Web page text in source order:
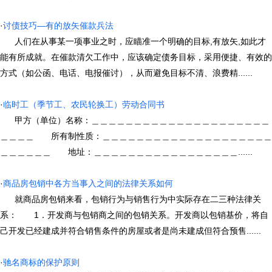
·讨债技巧—有的放矢催款兵法
人们在从事某一项事业之时，应瞄准一个明确的目标,有放矢,如此才
能有所成就。在催款清欠工作中，应该确定债务目标，采用便捷、有效的
方式（如公函、电话、电报催讨），从而避免目标不清、浪费精......
·临时工（季节工、农民轮换工）劳动合同书
甲方（单位）名称：＿＿＿＿＿＿＿＿＿＿＿＿＿＿＿＿＿＿＿＿＿
＿＿＿＿ 所有制性质：＿＿＿＿＿＿＿＿＿＿＿＿＿＿＿＿＿＿＿＿
＿＿＿＿＿＿ 地址：＿＿＿＿＿＿＿＿＿＿＿＿＿＿＿＿＿......
·商品房包销中各方当事入之间的法律关系如何
就商品房包销来看，包销行为与销售行为中实际存在二三种法律关
系： 1．开发商与包销商之间的包销关系。开发商以包销基价，将自
己开发已经建成并符合销售条件的房屋或者是尚未建成但符合预售......
·驰名商标的保护原则